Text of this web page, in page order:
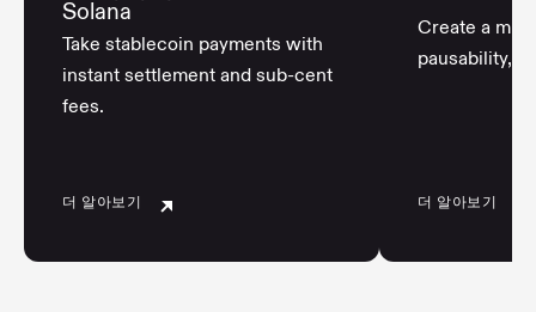
Solana
Take stablecoin payments with
instant settlement and sub-cent
fees.
더 알아보기
Create a
pausability,
더 알아보기